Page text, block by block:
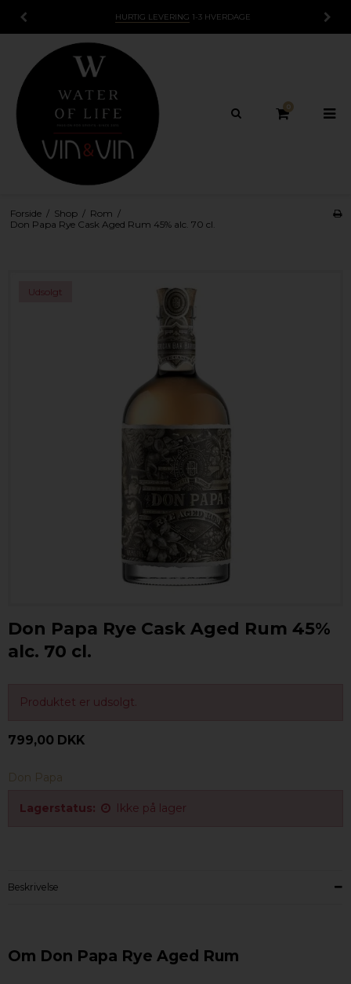
HURTIG LEVERING 1-3 HVERDAGE
0
Forside / Shop / Rom /
Don Papa Rye Cask Aged Rum 45% alc. 70 cl.
Udsolgt
Don Papa Rye Cask Aged Rum 45%
alc. 70 cl.
Produktet er udsolgt.
799,00 DKK
Don Papa
Lagerstatus: Ikke på lager
Beskrivelse
Om Don Papa Rye Aged Rum